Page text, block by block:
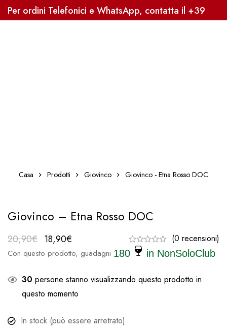
Per ordini Telefonici e WhatsApp, contatta il +39
3338041363, Sped. Gratuita oltre i 59€
Casa Prodotti Giovinco Giovinco - Etna Rosso DOC
Giovinco – Etna Rosso DOC
20,90€ 18,90€ (0 recensioni)
Con questo prodotto, guadagni 180 in NonSoloClub
30 persone stanno visualizzando questo prodotto in
questo momento
In stock (può essere arretrato)